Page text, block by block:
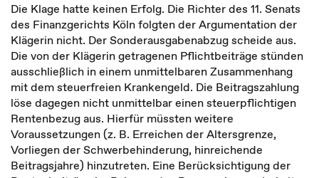
Die Klage hatte keinen Erfolg. Die Richter des 11. Senats
des Finanzgerichts Köln folgten der Argumentation der
Klägerin nicht. Der Sonderausgabenabzug scheide aus.
Die von der Klägerin getragenen Pflichtbeiträge stünden
ausschließlich in einem unmittelbaren Zusammenhang
mit dem steuerfreien Krankengeld. Die Beitragszahlung
löse dagegen nicht unmittelbar einen steuerpflichtigen
Rentenbezug aus. Hierfür müssten weitere
Voraussetzungen (z. B. Erreichen der Altersgrenze,
Vorliegen der Schwerbehinderung, hinreichende
Beitragsjahre) hinzutreten. Eine Berücksichtigung der